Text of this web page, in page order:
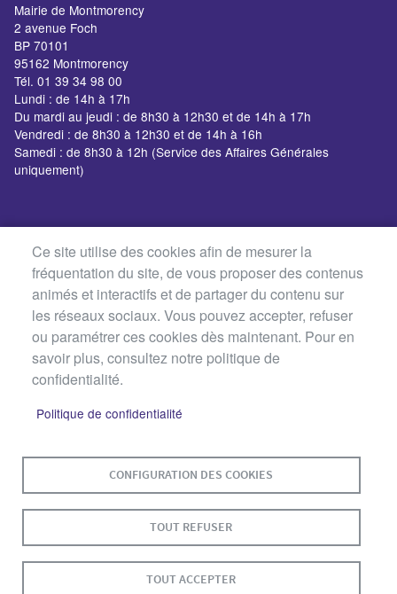
Mairie de Montmorency
2 avenue Foch
BP 70101
95162 Montmorency
Tél. 01 39 34 98 00
Lundi : de 14h à 17h
Du mardi au jeudi : de 8h30 à 12h30 et de 14h à 17h
Vendredi : de 8h30 à 12h30 et de 14h à 16h
Samedi : de 8h30 à 12h (Service des Affaires Générales
uniquement)
Ce site utilise des cookies afin de mesurer la
fréquentation du site, de vous proposer des contenus
animés et interactifs et de partager du contenu sur
les réseaux sociaux. Vous pouvez accepter, refuser
ou paramétrer ces cookies dès maintenant. Pour en
savoir plus, consultez notre politique de
confidentialité.
Politique de confidentialité
CONFIGURATION DES COOKIES
TOUT REFUSER
TOUT ACCEPTER
PAGE
PLAN DU SITE CONTACT MENTIONS LÉGALES
DONNÉES PERSONNELLES
S'IDENTIFIER